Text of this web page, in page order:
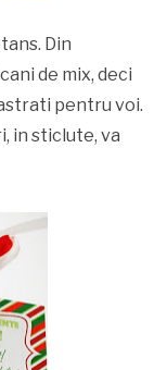
Din
de mix, deci
pentru voi.
in sticlute, va